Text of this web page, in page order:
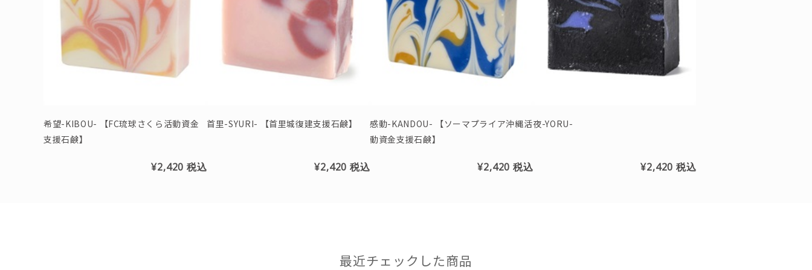
希望-KIBOU- 【FC琉球さくら活動資金
支援石鹸】
¥2,420税込
首里-SYURI- 【首里城復建支援石鹸】
¥2,420税込
感動-KANDOU- 【ソーマプライア沖縄活
動資金支援石鹸】
¥2,420税込
夜-YORU-
¥2,420税込
最近チェックした商品